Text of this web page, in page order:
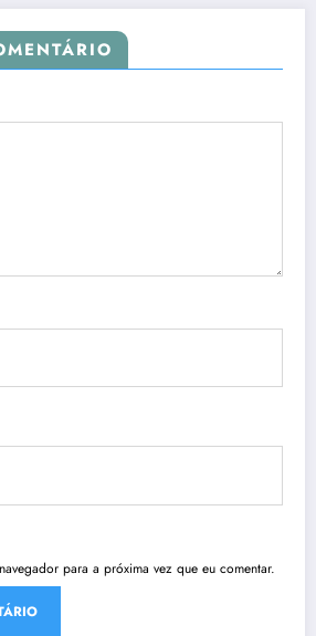
para a próxima vez que eu comentar.